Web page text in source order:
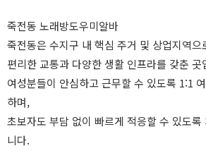
죽전동 노래방도우미알바
죽전동은 수지구 내 핵심 주거 및 상업지역으
편리한 교통과 다양한 생활 인프라를 갖춘 곳
여성분들이 안심하고 근무할 수 있도록 1:1
하며,
초보자도 부담 없이 빠르게 적응할 수 있도
니다.